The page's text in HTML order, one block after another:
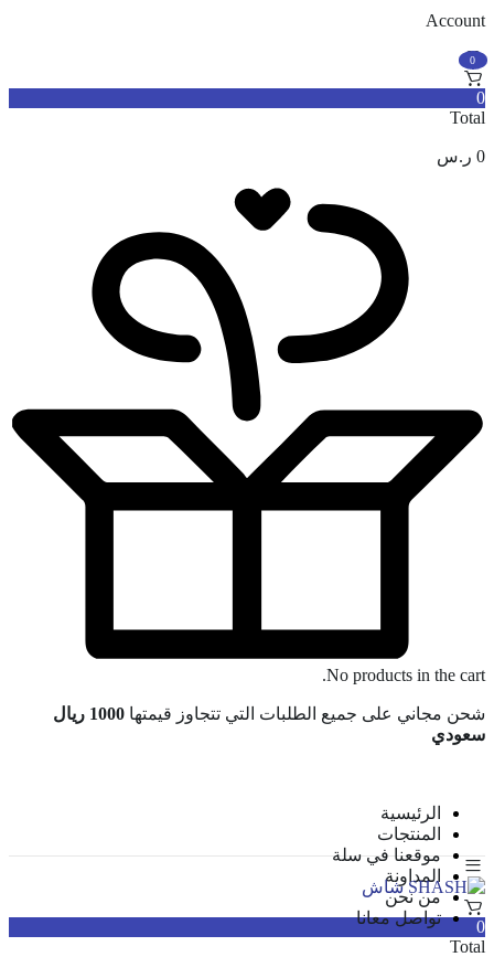
Account
0
0
Total
0 ر.س
No products in the cart.
شحن مجاني على جميع الطلبات التي تتجاوز قيمتها
1000 ريال
سعودي
الرئيسية
المنتجات
موقعنا في سلة
المداونة
من نحن
تواصل معانا
0
Total